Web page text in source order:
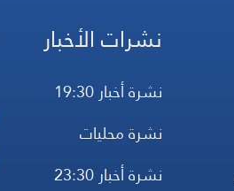
نشرات الأخبار
نشرة أخبار 19:30
نشرة محليات
نشرة أخبار 23:30